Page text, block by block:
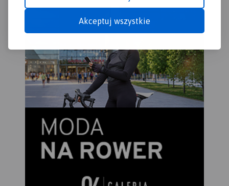
Akceptuj wszystkie